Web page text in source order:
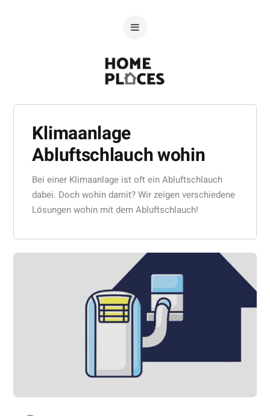
Klimaanlage
Abluftschlauch wohin
Bei einer Klimaanlage ist oft ein Abluftschlauch
dabei. Doch wohin damit? Wir zeigen verschiedene
Lösungen wohin mit dem Abluftschlauch!